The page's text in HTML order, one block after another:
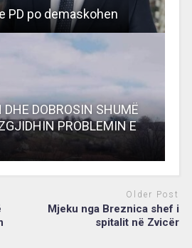
PD po demaskohen
DOBROSIN SHUMË
PROBLEMIN E
Older Post
Mjeku nga Breznica shef i
spitalit në Zvicër